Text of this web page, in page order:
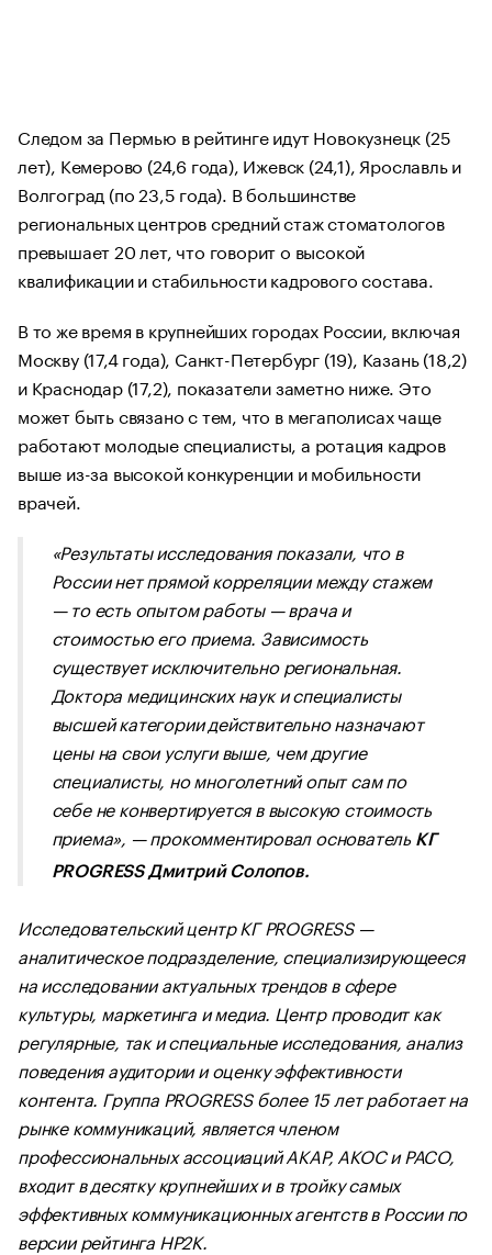
Следом за Пермью в рейтинге идут Новокузнецк (25
лет), Кемерово (24,6 года), Ижевск (24,1), Ярославль и
Волгоград (по 23,5 года). В большинстве
региональных центров средний стаж стоматологов
превышает 20 лет, что говорит о высокой
квалификации и стабильности кадрового состава.
В то же время в крупнейших городах России, включая
Москву (17,4 года), Санкт-Петербург (19), Казань (18,2)
и Краснодар (17,2), показатели заметно ниже. Это
может быть связано с тем, что в мегаполисах чаще
работают молодые специалисты, а ротация кадров
выше из-за высокой конкуренции и мобильности
врачей.
«Результаты исследования показали, что в
России нет прямой корреляции между стажем
— то есть опытом работы — врача и
стоимостью его приема. Зависимость
существует исключительно региональная.
Доктора медицинских наук и специалисты
высшей категории действительно назначают
цены на свои услуги выше, чем другие
специалисты, но многолетний опыт сам по
себе не конвертируется в высокую стоимость
приема», — прокомментировал основатель КГ
PROGRESS Дмитрий Солопов.
Исследовательский центр КГ PROGRESS —
аналитическое подразделение, специализирующееся
на исследовании актуальных трендов в сфере
культуры, маркетинга и медиа. Центр проводит как
регулярные, так и специальные исследования, анализ
поведения аудитории и оценку эффективности
контента. Группа PROGRESS более 15 лет работает на
рынке коммуникаций, является членом
профессиональных ассоциаций АКАР, АКОС и РАСО,
входит в десятку крупнейших и в тройку самых
эффективных коммуникационных агентств в России по
версии рейтинга НР2К.